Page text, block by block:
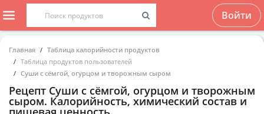
Войти
Главная
Таблица калорийности продуктов
Таблица продуктов пользователей
Суши с сёмгой, огурцом и творожным сыром
Рецепт Суши с сёмгой, огурцом и творожным
сыром. Калорийность, химический состав и